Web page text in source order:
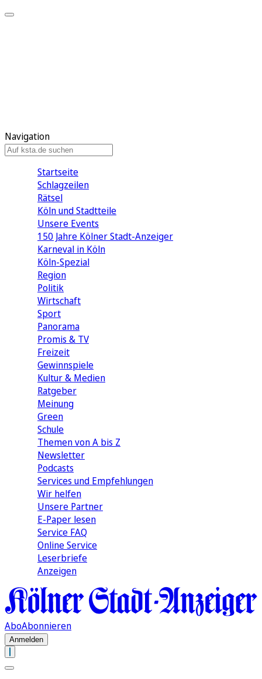
Navigation
Startseite
Schlagzeilen
Rätsel
Köln und Stadtteile
Unsere Events
150 Jahre Kölner Stadt-Anzeiger
Karneval in Köln
Köln-Spezial
Region
Politik
Wirtschaft
Sport
Panorama
Promis & TV
Freizeit
Gewinnspiele
Kultur & Medien
Ratgeber
Meinung
Green
Schule
Themen von A bis Z
Newsletter
Podcasts
Services und Empfehlungen
Wir helfen
Unsere Partner
E-Paper lesen
Service FAQ
Online Service
Leserbriefe
Anzeigen
AboAbonnieren
Anmelden